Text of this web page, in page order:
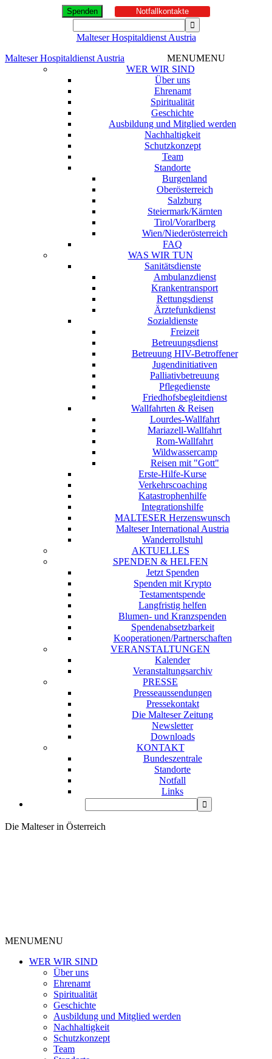
Spenden Notfallkontakte
Malteser Hospitaldienst Austria
Malteser Hospitaldienst Austria
MENUMENU
WER WIR SIND
Über uns
Ehrenamt
Spiritualität
Geschichte
Ausbildung und Mitglied werden
Nachhaltigkeit
Schutzkonzept
Team
Standorte
Burgenland
Oberösterreich
Salzburg
Steiermark/Kärnten
Tirol/Vorarlberg
Wien/Niederösterreich
FAQ
WAS WIR TUN
Sanitätsdienste
Ambulanzdienst
Krankentransport
Rettungsdienst
Ärztefunkdienst
Sozialdienste
Freizeit
Betreuungsdienst
Betreuung HIV-Betroffener
Jugendinitiativen
Palliativbetreuung
Pflegedienste
Friedhofsbegleitdienst
Wallfahrten & Reisen
Lourdes-Wallfahrt
Mariazell-Wallfahrt
Rom-Wallfahrt
Wildwassercamp
Reisen mit "Gott"
Erste-Hilfe-Kurse
Verkehrscoaching
Katastrophenhilfe
Integrationshilfe
MALTESER Herzenswunsch
Malteser International Austria
Wanderrollstuhl
AKTUELLES
SPENDEN & HELFEN
Jetzt Spenden
Spenden mit Krypto
Testamentspende
Langfristig helfen
Blumen- und Kranzspenden
Spendenabsetzbarkeit
Kooperationen/Partnerschaften
VERANSTALTUNGEN
Kalender
Veranstaltungsarchiv
PRESSE
Presseaussendungen
Pressekontakt
Die Malteser Zeitung
Newsletter
Downloads
KONTAKT
Bundeszentrale
Standorte
Notfall
Links
Die Malteser in Österreich
MENUMENU
WER WIR SIND
Über uns
Ehrenamt
Spiritualität
Geschichte
Ausbildung und Mitglied werden
Nachhaltigkeit
Schutzkonzept
Team